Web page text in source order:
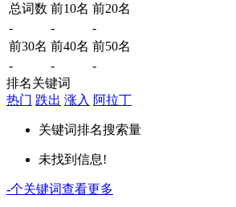
总词数 前10名 前20名
-
-
-
前30名 前40名 前50名
-
-
-
排名关键词
热门 跌出 涨入 阿拉丁
关键词排名搜索量
未找到信息!
-个关键词查看更多